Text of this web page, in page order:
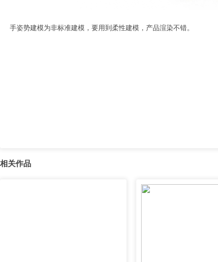
手姿势建模为非标准建模，要用到柔性建模，产品渲染不错。
相关作品